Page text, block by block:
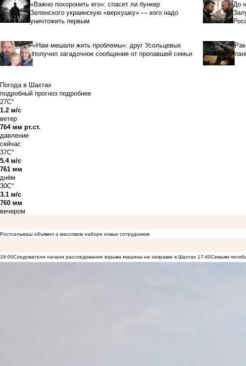
«Важно похоронить его»: спасет ли бункер
Зеленского украинскую «верхушку» — кого надо
уничтожить первым
До
«Нам мешали жить проблемы»: друг Усольцевых
получил загадочное сообщение от пропавшей семьи
Погода в Шахтах
подробный прогноз подробнее
27C°
1.2 м/с
ветер
764 мм рт.ст.
давление
сейчас
37C°
5.4 м/с
761 мм
днём
30C°
3.1 м/с
760 мм
вечером
Ростсельмаш объявил о массовом наборе новых сотрудников
19:00Следователи начали расследование взрыва машины на заправке в Шахтах 17:40Семьям